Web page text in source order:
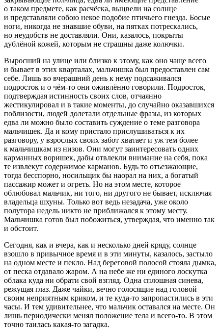
о таком предмете, как расчёска, выцвели на солнце
и представляли собою некое подобие птичьего гнезда. Босые
ноги, никогда не знавшие обуви, на пятках потрескались,
но неудобств не доставляли. Они, казалось, покрыты
дублёной кожей, которым не страшны даже колючки.
Выросший на улице или близко к этому, как оно чаще всего
и бывает в этих кварталах, мальчишка был предоставлен сам
себе. Лишь во вчерашний день к нему подсаживался
подросток и о чём-то они оживлённо говорили. Подросток,
подтверждая истинность своих слов, отчаянно
жестикулировал и в такие моменты, до случайно оказавшихся
поблизости, людей долетали отдельные фразы, из которых
едва ли можно было составить суждение о теме разговора
мальчишек. Да и кому пристало прислушиваться к их
разговору, у взрослых своих забот хватает и уж тем более
к мальчишкам из низов. Они могут заинтересовать одних
карманных воришек, дабы отвлекли внимание на себя, пока
те извлекут содержимое карманов. Будь то отъезжающие,
тогда бесспорно, носильщик бы наорал на них, а богатый
пассажир может и огреть. Но на этом месте, которое
облюбовал мальчик, ни того, ни другого не бывает, исключая
владельца шхуны. Только вот ведь незадача, уже около
полутора недель никто не приближался к этому месту.
Мальчишка готов был побожиться, утверждая, что именно так
и обстоит.
Сегодня, как и вчера, как и несколько дней кряду, солнце
взошло в привычное время и в эти минуты, казалось, застыло
на одном месте и пекло. Над береговой полосой стояла дымка,
от песка отдавало жаром. А на небе же ни единого лоскутка
облака куда ни обрати свой взгляд. Одна сплошная синева,
режущая глаз. Даже чайки, вечно голосящие над головой
своим неприятным криком, и те куда-то запропастились в эти
часы. И тем удивительнее, что мальчик оставался на месте. Он
лишь периодически менял положение тела и всего-то. В этом
точно таилась какая-то загадка.